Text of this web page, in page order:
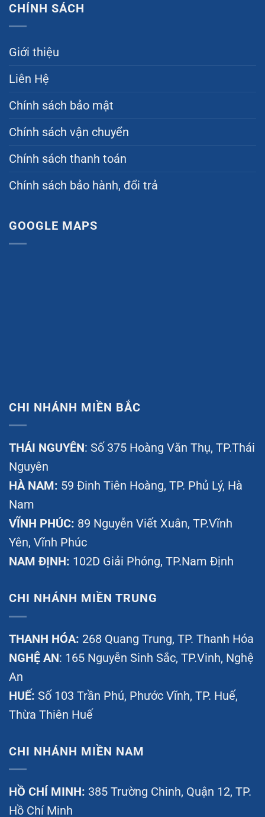
CHÍNH SÁCH
Giới thiệu
Liên Hệ
Chính sách bảo mật
Chính sách vận chuyển
Chính sách thanh toán
Chính sách bảo hành, đổi trả
GOOGLE MAPS
CHI NHÁNH MIỀN BẮC
THÁI NGUYÊN: Số 375 Hoàng Văn Thụ, TP.Thái
Nguyên
HÀ NAM: 59 Đinh Tiên Hoàng, TP. Phủ Lý, Hà
Nam
VĨNH PHÚC: 89 Nguyễn Viết Xuân, TP.Vĩnh
Yên, Vĩnh Phúc
NAM ĐỊNH: 102D Giải Phóng, TP.Nam Định
CHI NHÁNH MIỀN TRUNG
THANH HÓA: 268 Quang Trung, TP. Thanh Hóa
NGHỆ AN: 165 Nguyễn Sinh Sắc, TP.Vinh, Nghệ
An
HUẾ: Số 103 Trần Phú, Phước Vĩnh, TP. Huế,
Thừa Thiên Huế
CHI NHÁNH MIỀN NAM
HỒ CHÍ MINH: 385 Trường Chinh, Quận 12, TP.
Hồ Chí Minh